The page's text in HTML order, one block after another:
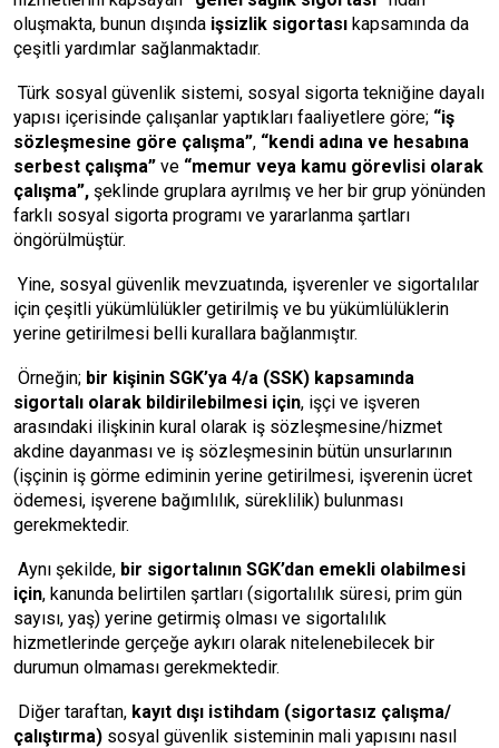
oluşmakta, bunun dışında işsizlik sigortası kapsamında da
çeşitli yardımlar sağlanmaktadır.
Türk sosyal güvenlik sistemi, sosyal sigorta tekniğine dayalı
yapısı içerisinde çalışanlar yaptıkları faaliyetlere göre; “iş
sözleşmesine göre çalışma”, “kendi adına ve hesabına
serbest çalışma” ve “memur veya kamu görevlisi olarak
çalışma”, şeklinde gruplara ayrılmış ve her bir grup yönünden
farklı sosyal sigorta programı ve yararlanma şartları
öngörülmüştür.
Yine, sosyal güvenlik mevzuatında, işverenler ve sigortalılar
için çeşitli yükümlülükler getirilmiş ve bu yükümlülüklerin
yerine getirilmesi belli kurallara bağlanmıştır.
Örneğin; bir kişinin SGK’ya 4/a (SSK) kapsamında
sigortalı olarak bildirilebilmesi için, işçi ve işveren
arasındaki ilişkinin kural olarak iş sözleşmesine/hizmet
akdine dayanması ve iş sözleşmesinin bütün unsurlarının
(işçinin iş görme ediminin yerine getirilmesi, işverenin ücret
ödemesi, işverene bağımlılık, süreklilik) bulunması
gerekmektedir.
Aynı şekilde, bir sigortalının SGK’dan emekli olabilmesi
için, kanunda belirtilen şartları (sigortalılık süresi, prim gün
sayısı, yaş) yerine getirmiş olması ve sigortalılık
hizmetlerinde gerçeğe aykırı olarak nitelenebilecek bir
durumun olmaması gerekmektedir.
Diğer taraftan, kayıt dışı istihdam (sigortasız çalışma/
çalıştırma) sosyal güvenlik sisteminin mali yapısını nasıl